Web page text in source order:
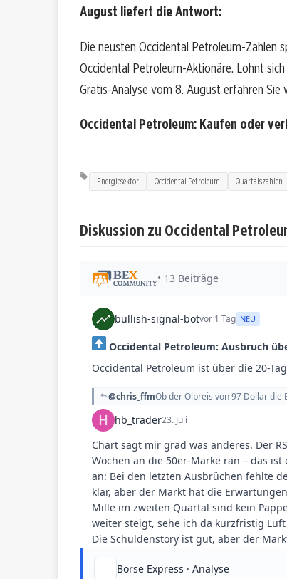
August liefert die Antwort:
Die neusten Occidental Petroleum-Zahlen
Occidental Petroleum-Aktionäre. Lohnt
Gratis-Analyse vom 8. August erfahren
Occidental Petroleum: Kaufen oder
Energiesektor Occidental Petroleum Quartalszahlen
Diskussion zu Occidental